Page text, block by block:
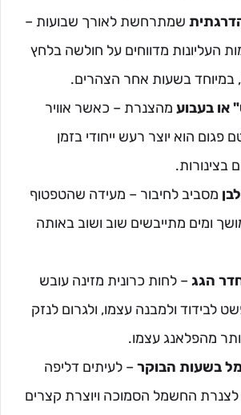
שמתרחשת לאורך שבועות –
העליונות מדווחים על חולשה בלחץ
במיוחד בשעות אחר הצהרים.
או בעבוע מהצנרת – כאשר אוויר
פגום הוא יוצר רעש ייחודי בזמן
בצינורות.
מסביב לחיבור – מעידה שהטפטוף
ומים מתייבשים שוב ושוב באותה
הגג – לחות כרונית מזינה עובש
לבידוד ולמבנה עצמו, ולגרום לנזק
מהפלאנג עצמו.
בשעות הבוקר – לעיתים דליפה
החשמל הסמוכה ויוצרת קצרים